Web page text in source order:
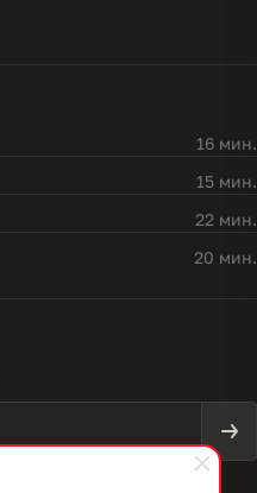
16 мин.
15 мин.
22 мин.
20 мин.